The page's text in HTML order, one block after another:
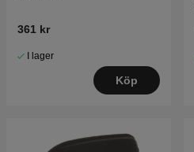
361 kr
I lager
Köp